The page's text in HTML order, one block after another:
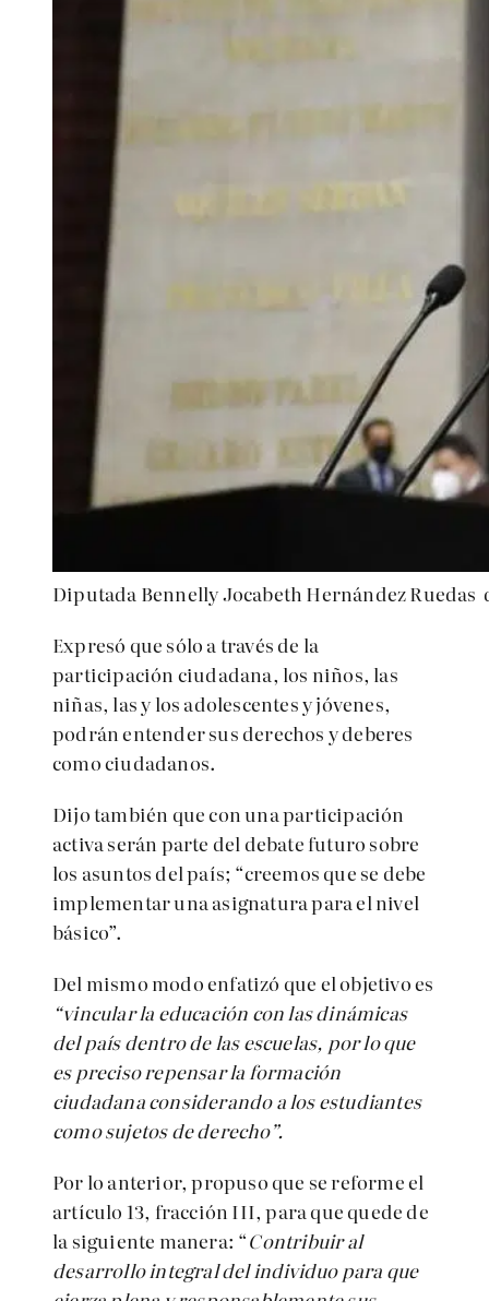
Diputada Bennelly Jocabeth Hernández Ruedas
Expresó que sólo a través de la
participación ciudadana, los niños, las
niñas, las y los adolescentes y jóvenes,
podrán entender sus derechos y deberes
como ciudadanos.
Dijo también que con una participación
activa serán parte del debate futuro sobre
los asuntos del país; “creemos que se debe
implementar una asignatura para el nivel
básico”.
Del mismo modo enfatizó que el objetivo es
“vincular la educación con las dinámicas
del país dentro de las escuelas, por lo que
es preciso repensar la formación
ciudadana considerando a los estudiantes
como sujetos de derecho”.
Por lo anterior, propuso que se reforme el
artículo 13, fracción III, para que quede de
la siguiente manera: “Contribuir al
desarrollo integral del individuo para que